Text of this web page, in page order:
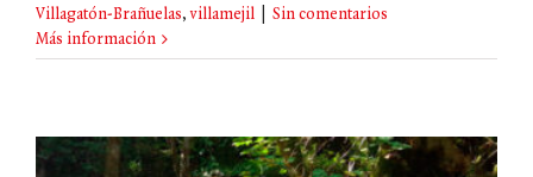
Villagatón-Brañuelas,villamejil
Sin comentarios
Más información